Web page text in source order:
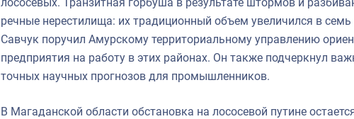
речные нерестилища: их традиционный объем увеличился в семь
Савчук поручил Амурскому территориальному управлению
предприятия на работу в этих районах. Он также подчеркнул
точных научных прогнозов для промышленников.
В Магаданской области обстановка на лососевой путине